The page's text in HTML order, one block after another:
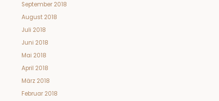
September 2018
August 2018
Juli 2018
Juni 2018
Mai 2018
April 2018
März 2018
Februar 2018